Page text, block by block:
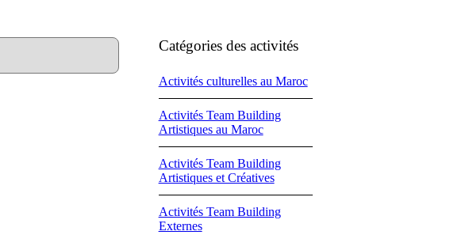
Catégories des activités
Activités culturelles au Maroc
Activités Team Building
Artistiques au Maroc
Activités Team Building
Artistiques et Créatives
Activités Team Building
Externes